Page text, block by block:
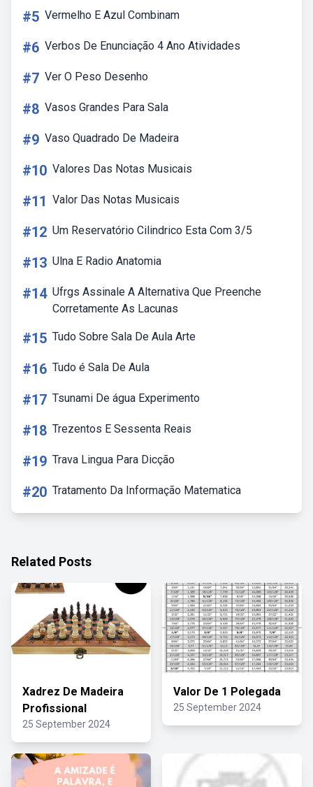
#5 Vermelho E Azul Combinam
#6 Verbos De Enunciação 4 Ano Atividades
#7 Ver O Peso Desenho
#8 Vasos Grandes Para Sala
#9 Vaso Quadrado De Madeira
#10 Valores Das Notas Musicais
#11 Valor Das Notas Musicais
#12 Um Reservatório Cilindrico Esta Com 3/5
#13 Ulna E Radio Anatomia
#14 Ufrgs Assinale A Alternativa Que Preenche
Corretamente As Lacunas
#15 Tudo Sobre Sala De Aula Arte
#16 Tudo é Sala De Aula
#17 Tsunami De água Experimento
#18 Trezentos E Sessenta Reais
#19 Trava Lingua Para Dicção
#20 Tratamento Da Informação Matematica
Related Posts
Xadrez De Madeira
Profissional
25 September 2024
Valor De 1 Polegada
25 September 2024